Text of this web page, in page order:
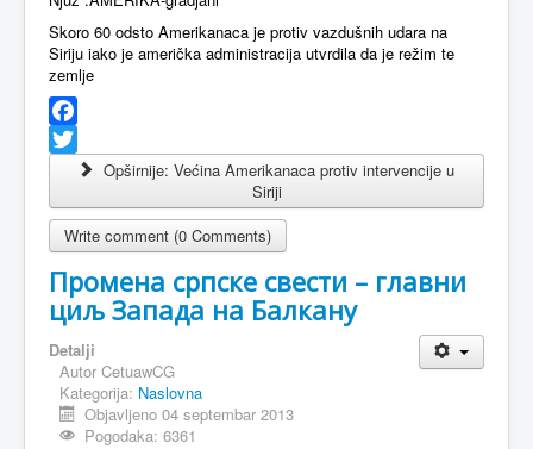
Skoro 60 odsto Amerikanaca je protiv vazdušnih udara na
Siriju iako je američka administracija utvrdila da je režim te
zemlje
Facebook
Twitter Opširnije: Većina Amerikanaca protiv intervencije u
Siriji
Write comment (0 Comments)
Промена српске свести – главни
циљ Запада на Балкану
Detalji
Autor CetuawCG
Kategorija: Naslovna
Objavljeno 04 septembar 2013
Pogodaka: 6361